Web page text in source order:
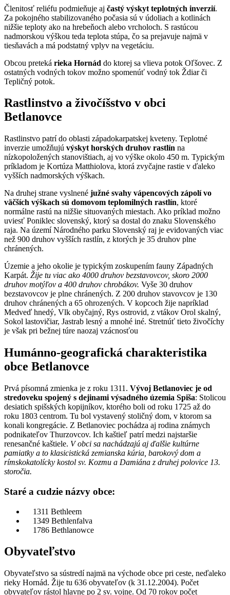
Členitosť reliéfu podmieňuje aj častý výskyt teplotných inverzií.
Za pokojného stabilizovaného počasia sú v údoliach a kotlinách
nižšie teploty ako na hrebeňoch alebo vrcholoch. S rastúcou
nadmorskou výškou teda teplota stúpa, čo sa prejavuje najmä v
tiesňavách a má podstatný vplyv na vegetáciu.
Obcou preteká rieka Hornád do ktorej sa vlieva potok Oľšovec. Z
ostatných vodných tokov možno spomenúť vodný tok Ždiar či
Tepličný potok.
Rastlinstvo a živočíšstvo v obci
Betlanovce
Rastlinstvo patrí do oblasti západokarpatskej kveteny. Teplotné
inverzie umožňujú výskyt horských druhov rastlín na
nízkopoložených stanovištiach, aj vo výške okolo 450 m. Typickým
príkladom je Kortúza Matthiolova, ktorá zvyčajne rastie v ďaleko
vyšších nadmorských výškach.
Na druhej strane vyslnené južné svahy vápencových zápolí vo
väčších výškach sú domovom teplomilných rastlín, ktoré
normálne rastú na nižšie situovaných miestach. Ako príklad možno
uviesť Poniklec slovenský, ktorý sa dostal do znaku Slovenského
raja. Na území Národného parku Slovenský raj je evidovaných viac
než 900 druhov vyšších rastlín, z ktorých je 35 druhov plne
chránených.
Územie a jeho okolie je typickým zoskupením fauny Západných
Karpát. Žije tu viac ako 4000 druhov bezstavovcov, skoro 2000
druhov motýľov a 400 druhov chrobákov. Vyše 30 druhov
bezstavovcov je plne chránených. Z 200 druhov stavovcov je 130
druhov chránených a 65 ohrozených. V kopcoch žije napríklad
Medveď hnedý, Vlk obyčajný, Rys ostrovid, z vtákov Orol skalný,
Sokol lastovičiar, Jastrab lesný a mnohé iné. Stretnúť tieto živočíchy
je však pri bežnej túre naozaj vzácnosťou
Humánno-geografická charakteristika
obce Betlanovce
Prvá písomná zmienka je z roku 1311. Vývoj Betlanoviec je od
stredoveku spojený s dejinami výsadného územia Spiša: Stolicou
desiatich spišských kopijníkov, ktorého boli od roku 1725 až do
roku 1803 centrom. Tu bol vystavený stoličný dom, v ktorom sa
konali kongregácie. Z Betlanoviec pochádza aj rodina známych
podnikateľov Thurzovcov. Ich kaštieľ patrí medzi najstaršie
renesančné kaštiele. V obci sa nachádzajú aj ďalšie kultúrne
pamiatky a to klasicistická zemianska kúria, barokový dom a
rímskokatolícky kostol sv. Kozmu a Damiána z druhej polovice 13.
storočia.
Staré a cudzie názvy obce:
1311 Bethleem
1349 Bethlenfalva
1786 Bethlanowce
Obyvateľstvo
Obyvateľstvo sa sústredí najmä na východe obce pri ceste, neďaleko
rieky Hornád. Žije tu 636 obyvateľov (k 31.12.2004). Počet
obyvateľov rástol hlavne po 2 sv. vojne. Od 70 rokov počet